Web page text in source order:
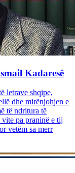
Kadaresë
letrave shqipe,
dhe mirënjohjen e
të ndritura të
pa praninë e tij
vetëm sa merr